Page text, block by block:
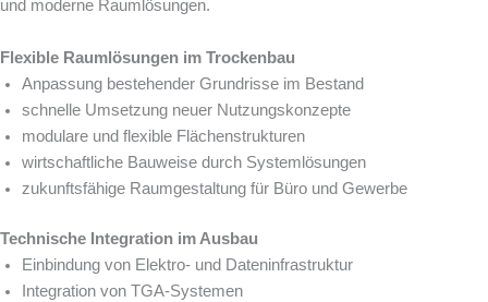
und moderne Raumlösungen.
Flexible Raumlösungen im Trockenbau
Anpassung bestehender Grundrisse im Bestand
schnelle Umsetzung neuer Nutzungskonzepte
modulare und flexible Flächenstrukturen
wirtschaftliche Bauweise durch Systemlösungen
zukunftsfähige Raumgestaltung für Büro und Gewerbe
Technische Integration im Ausbau
Einbindung von Elektro- und Dateninfrastruktur
Integration von TGA-Systemen